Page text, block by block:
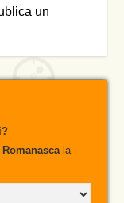
un
Romanasca la